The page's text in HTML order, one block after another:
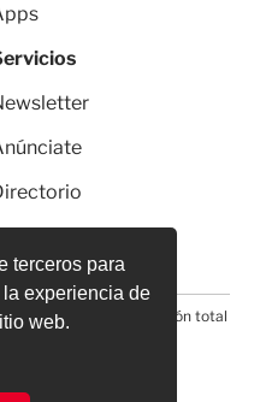
terceros para
experiencia de
web.
Prohibida la reproducción total
medio electrónico*